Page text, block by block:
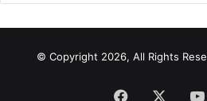
© Copyright 2026, All Rights
Facebook